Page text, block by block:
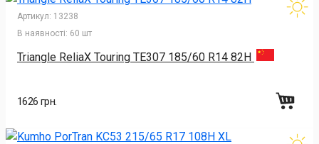
Артикул: 13238
В наявності: 60 шт
Triangle ReliaX Touring TE307 185/60 R14 82H
1626 грн.